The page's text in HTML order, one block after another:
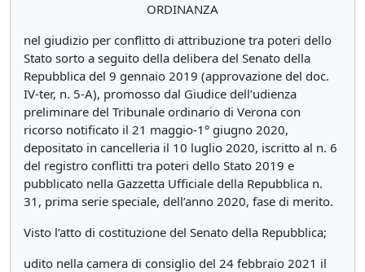
ORDINANZA
nel giudizio per conflitto di attribuzione tra poteri dello
Stato sorto a seguito della delibera del Senato della
Repubblica del 9 gennaio 2019 (approvazione del doc.
IV-ter, n. 5-A), promosso dal Giudice dell’udienza
preliminare del Tribunale ordinario di Verona con
ricorso notificato il 21 maggio-1° giugno 2020,
depositato in cancelleria il 10 luglio 2020, iscritto al n. 6
del registro conflitti tra poteri dello Stato 2019 e
pubblicato nella Gazzetta Ufficiale della Repubblica n.
31, prima serie speciale, dell’anno 2020, fase di merito.
Visto l’atto di costituzione del Senato della Repubblica;
udito nella camera di consiglio del 24 febbraio 2021 il